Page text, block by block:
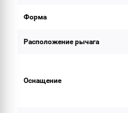
Форма
Расположение рычага
Оснащение